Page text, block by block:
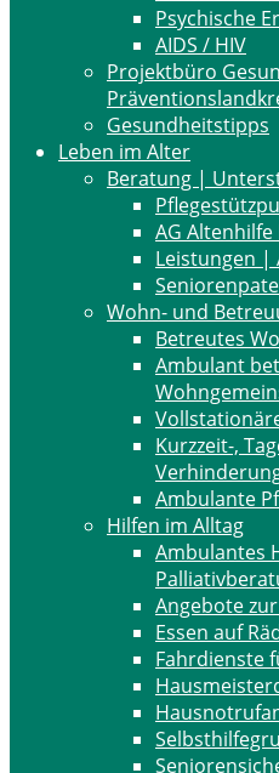
Psychische
AIDS / HIV
Projektbüro
Gesundheitstipps
Leben im Alter
Beratung |
AG Altenhilfe
Leistungen |
Wohn- und
Betreutes
Ambulant
Kurzzeit-,
Ambulante
Hilfen im Alltag
Ambulantes
Angebote
Essen auf
Fahrdienste